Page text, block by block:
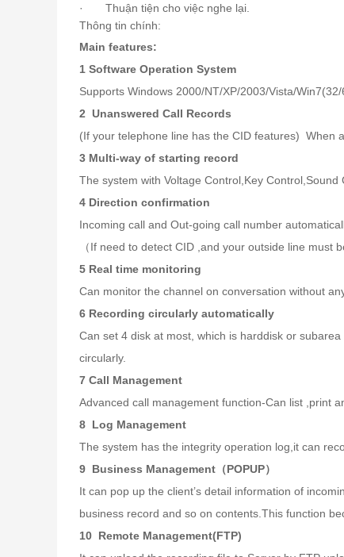
· Thuận tiện cho việc nghe lại.
Thông tin chính:
Main features:
1 Software Operation System
Supports Windows 2000/NT/XP/2003/Vista/
2 Unanswered Call Records
(If your telephone line has the CID features) When
3 Multi-way of starting record
The system with Voltage Control,Key
4 Direction confirmation
Incoming call and Out-going call number
（If need to detect CID ,and your outside line must
5 Real time monitoring
Can monitor the channel on conversation without
6 Recording circularly automatically
Can set 4 disk at most, which is harddisk or
circularly.
7 Call Management
Advanced call management function-Can list ,print
8 Log Management
The system has the integrity operation log,it can
9 Business Management（POPUP）
It can pop up the client’s detail information of
business record and so on contents.This function
10 Remote Management(FTP)